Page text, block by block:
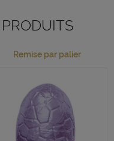
Remise par palier